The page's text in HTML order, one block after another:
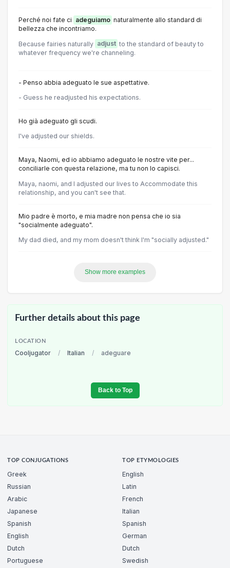
Perché noi fate ci adeguiamo naturalmente allo standard di
bellezza che incontriamo.
Because fairies naturally adjust to the standard of beauty to
whatever frequency we're channeling.
- Penso abbia adeguato le sue aspettative.
- Guess he readjusted his expectations.
Ho già adeguato gli scudi.
I've adjusted our shields.
Maya, Naomi, ed io abbiamo adeguato le nostre vite per...
conciliarle con questa relazione, ma tu non lo capisci.
Maya, naomi, and I adjusted our lives to Accommodate this
relationship, and you can't see that.
Mio padre è morto, e mia madre non pensa che io sia
"socialmente adeguato".
My dad died, and my mom doesn't think I'm "socially adjusted."
Show more examples
Further details about this page
LOCATION
Cooljugator / Italian / adeguare
Back to Top
TOP CONJUGATIONS
Greek
Russian
Arabic
Japanese
Spanish
English
Dutch
Portuguese
TOP ETYMOLOGIES
English
Latin
French
Italian
Spanish
German
Dutch
Swedish